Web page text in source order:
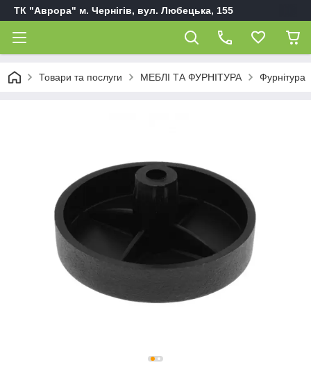
ТК "Аврора" м. Чернігів, вул. Любецька, 155
Товари та послуги МЕБЛІ ТА ФУРНІТУРА Фурнітура